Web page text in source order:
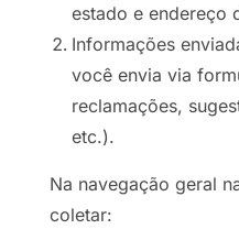
estado e endereço
Informações
você envia via
reclamações,
etc.).
Na navegação geral
coletar: